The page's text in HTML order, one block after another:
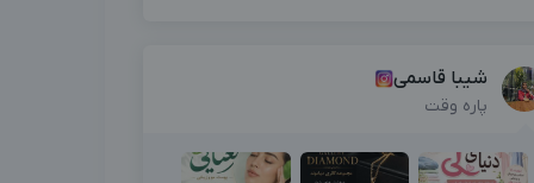
شیبا قاسمی
پاره وقت